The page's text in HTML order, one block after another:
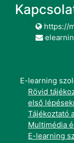
https://
E-learning
Rövid
első
Tájékoztató
Multimédia
E-learning